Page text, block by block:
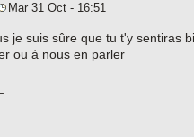
Mar 31 Oct - 16:51
je suis sûre que tu t'y sentiras
ou à nous en parler